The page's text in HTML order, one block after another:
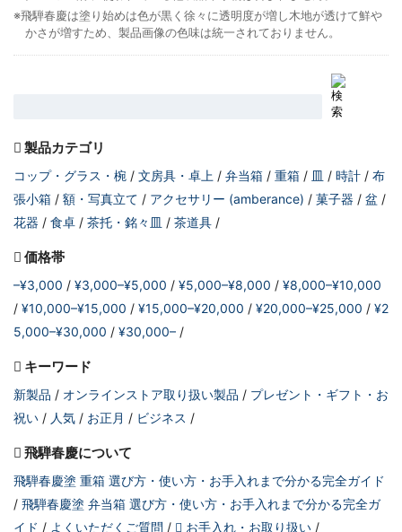
※飛騨春慶は塗り始めは色が黒く徐々に透明度が増し木地が透けて鮮や
かさが増すため、製品画像の色味は統一されておりません。
製品カテゴリ
コップ・グラス・椀 文房具・卓上 弁当箱 重箱 皿 時計
布
張小箱
額・写真立て アクセサリー (amberance) 菓子器
盆
花器
食卓 茶托・銘々皿 茶道具
価格帯
–¥3,000 ¥3,000–¥5,000 ¥5,000–¥8,000
¥8,000–¥10,000
¥10,000–¥15,000
¥15,000–¥20,000 ¥20,000–¥25,000
¥2
5,000–¥30,000
¥30,000–
キーワード
新製品 オンラインストア取り扱い製品
プレゼント・ギフト・お
祝い
人気 お正月 ビジネス
飛騨春慶について
飛騨春慶塗 重箱 選び方・使い方・お手入れまで分かる完全ガイド
飛騨春慶塗 弁当箱 選び方・使い方・お手入れまで分かる完全ガ
イド
よくいただくご質問 お手入れ・お取り扱い